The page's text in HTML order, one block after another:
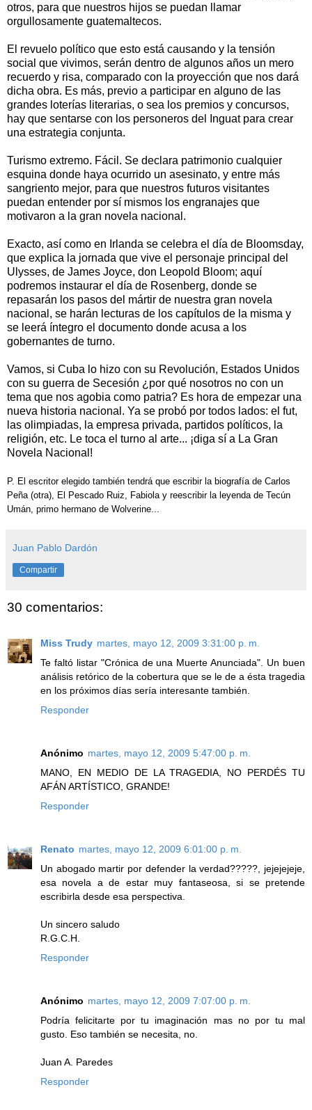
otros, para que nuestros hijos se puedan llamar
orgullosamente guatemaltecos.
El revuelo político que esto está causando y la tensión
social que vivimos, serán dentro de algunos años un mero
recuerdo y risa, comparado con la proyección que nos dará
dicha obra. Es más, previo a participar en alguno de las
grandes loterías literarias, o sea los premios y concursos,
hay que sentarse con los personeros del Inguat para crear
una estrategia conjunta.
Turismo extremo. Fácil. Se declara patrimonio cualquier
esquina donde haya ocurrido un asesinato, y entre más
sangriento mejor, para que nuestros futuros visitantes
puedan entender por sí mismos los engranajes que
motivaron a la gran novela nacional.
Exacto, así como en Irlanda se celebra el día de Bloomsday,
que explica la jornada que vive el personaje principal del
Ulysses, de James Joyce, don Leopold Bloom; aquí
podremos instaurar el día de Rosenberg, donde se
repasarán los pasos del mártir de nuestra gran novela
nacional, se harán lecturas de los capítulos de la misma y
se leerá íntegro el documento donde acusa a los
gobernantes de turno.
Vamos, si Cuba lo hizo con su Revolución, Estados Unidos
con su guerra de Secesión ¿por qué nosotros no con un
tema que nos agobia como patria? Es hora de empezar una
nueva historia nacional. Ya se probó por todos lados: el fut,
las olimpiadas, la empresa privada, partidos políticos, la
religión, etc. Le toca el turno al arte... ¡diga sí a La Gran
Novela Nacional!
P. El escritor elegido también tendrá que escribir la biografía de Carlos
Peña (otra), El Pescado Ruiz, Fabiola y reescribir la leyenda de Tecún
Umán, primo hermano de Wolverine...
Juan Pablo Dardón
Compartir
30 comentarios:
Miss Trudy martes, mayo 12, 2009 3:31:00 p. m.
Te faltó listar "Crónica de una Muerte Anunciada". Un buen
análisis retórico de la cobertura que se le de a ésta tragedia
en los próximos días sería interesante también.
Responder
Anónimo martes, mayo 12, 2009 5:47:00 p. m.
MANO, EN MEDIO DE LA TRAGEDIA, NO PERDÉS TU
AFÁN ARTÍSTICO, GRANDE!
Responder
Renato martes, mayo 12, 2009 6:01:00 p. m.
Un abogado martir por defender la verdad?????, jejejejeje,
esa novela a de estar muy fantaseosa, si se pretende
escribirla desde esa perspectiva.
Un sincero saludo
R.G.C.H.
Responder
Anónimo martes, mayo 12, 2009 7:07:00 p. m.
Podría felicitarte por tu imaginación mas no por tu mal
gusto. Eso también se necesita, no.
Juan A. Paredes
Responder